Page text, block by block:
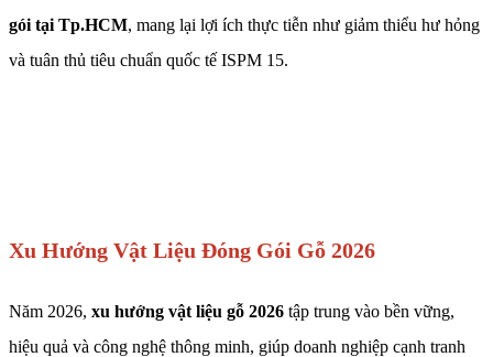
gói tại Tp.HCM, mang lại lợi ích thực tiễn như giảm thiểu hư hỏng
và tuân thủ tiêu chuẩn quốc tế ISPM 15.
Xu Hướng Vật Liệu Đóng Gói Gỗ 2026
Năm 2026, xu hướng vật liệu gỗ 2026 tập trung vào bền vững,
hiệu quả và công nghệ thông minh, giúp doanh nghiệp cạnh tranh